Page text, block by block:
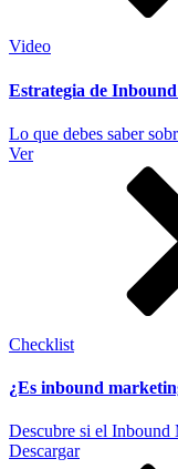
Video
Estrategia de
Lo que debes saber
Ver
Checklist
¿Es inbound
Descubre si el Inbound
Descargar